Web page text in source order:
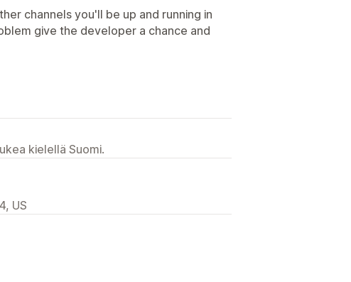
channels you'll be up and running in
give the developer a chance and
kielellä Suomi.
US